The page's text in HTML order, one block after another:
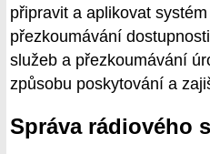
připravit a aplikovat
přezkoumávání
služeb a přezkoumávání
způsobu poskytování a
Správa rádiového